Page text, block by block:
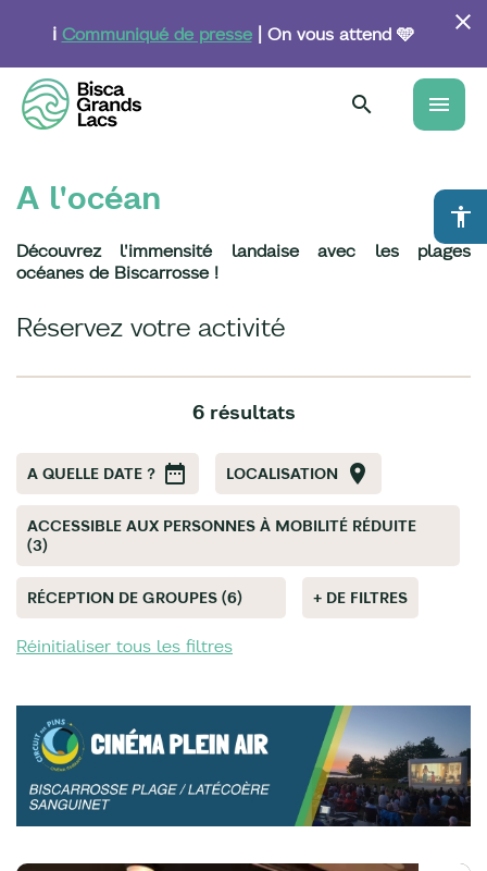
principal
ℹ️ Communiqué de presse| On vous attend 🩵
menu
accessibility
A l'océan
Découvrez l'immensité landaise avec les plages
océanes de Biscarrosse !
Réservez votre activité
6 résultats
A QUELLE DATE ? LOCALISATION
ACCESSIBLE AUX PERSONNES À MOBILITÉ RÉDUITE
(3)
RÉCEPTION DE GROUPES (6) + DE FILTRES
Réinitialiser tous les filtres